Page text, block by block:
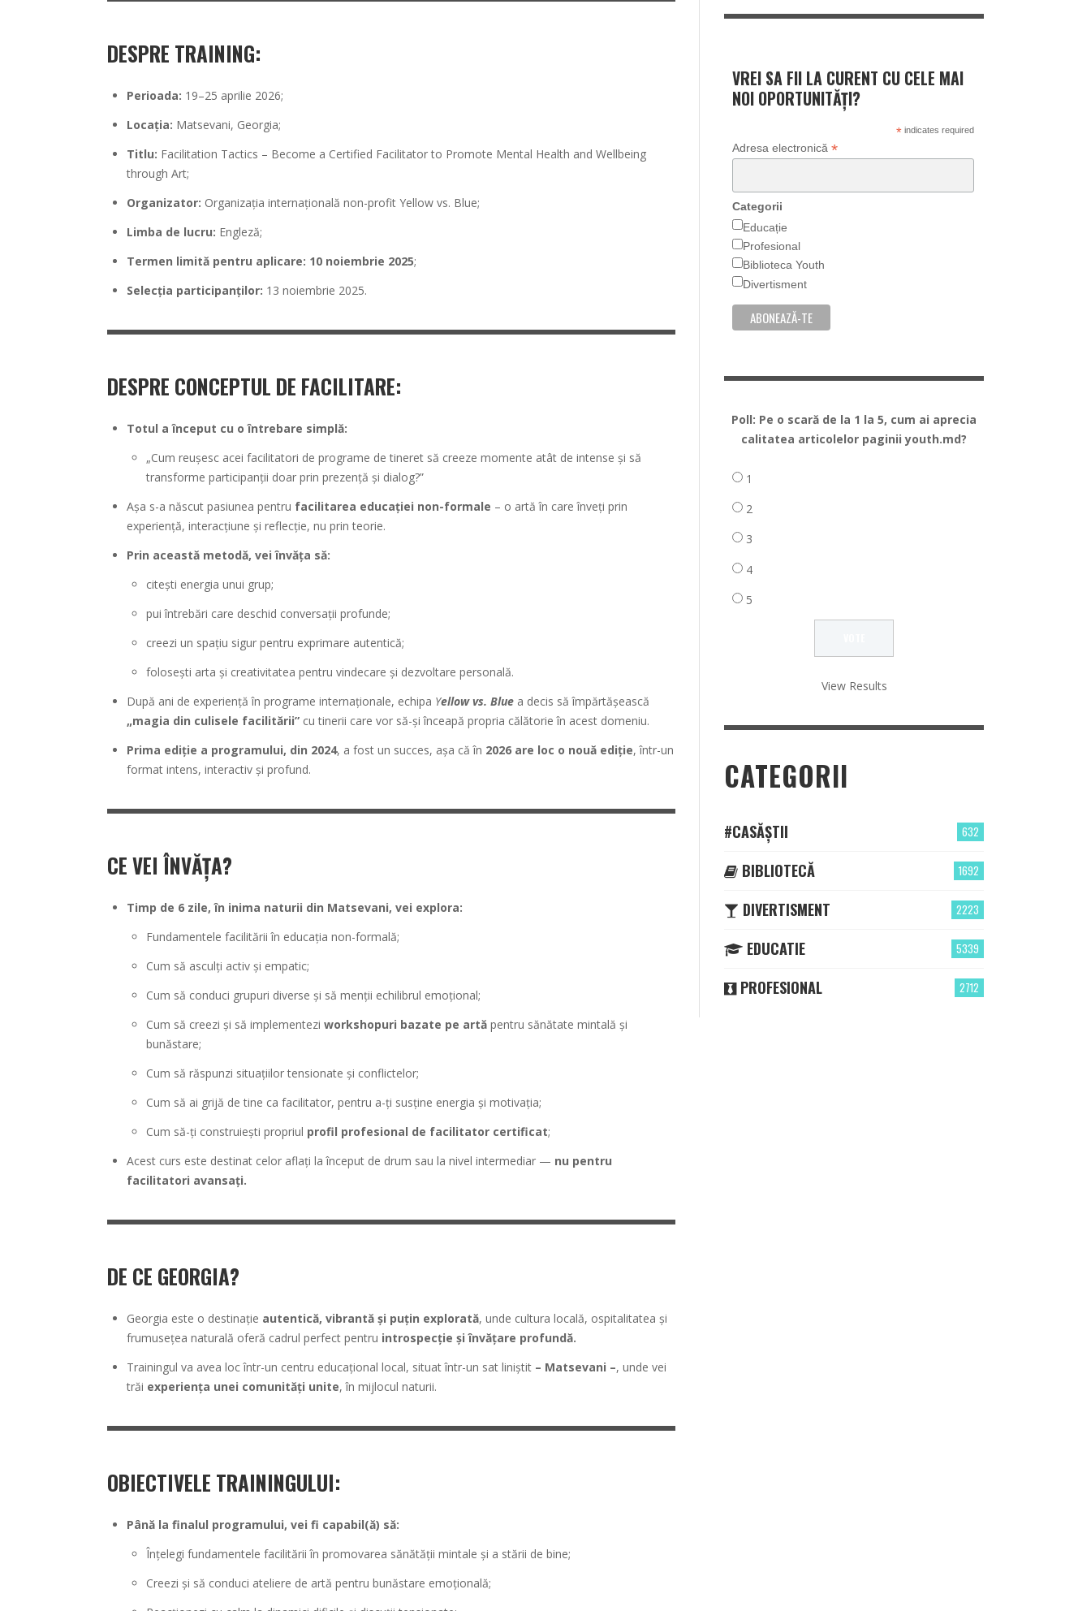
DESPRE TRAINING:
Perioada: 19–25 aprilie 2026;
Locația: Matsevani, Georgia;
Titlu: Facilitation Tactics – Become a Certified Facilitator to Promote Mental Health and Wellbeing
through Art;
Organizator: Organizația internațională non-profit Yellow vs. Blue;
Limba de lucru: Engleză;
Termen limită pentru aplicare: 10 noiembrie 2025;
Selecția participanților: 13 noiembrie 2025.
DESPRE CONCEPTUL DE FACILITARE:
Totul a început cu o întrebare simplă:
„Cum reușesc acei facilitatori de programe de tineret să creeze momente atât de intense și să
transforme participanții doar prin prezență și dialog?”
Așa s-a născut pasiunea pentru facilitarea educației non-formale – o artă în care înveți prin
experiență, interacțiune și reflecție, nu prin teorie.
Prin această metodă, vei învăța să:
citești energia unui grup;
pui întrebări care deschid conversații profunde;
creezi un spațiu sigur pentru exprimare autentică;
folosești arta și creativitatea pentru vindecare și dezvoltare personală.
După ani de experiență în programe internaționale, echipa Yellow vs. Blue a decis să împărtășească
„magia din culisele facilitării” cu tinerii care vor să-și înceapă propria călătorie în acest domeniu.
Prima ediție a programului, din 2024, a fost un succes, așa că în 2026 are loc o nouă ediție, într-un
format intens, interactiv și profund.
CE VEI ÎNVĂȚA?
Timp de 6 zile, în inima naturii din Matsevani, vei explora:
Fundamentele facilitării în educația non-formală;
Cum să asculți activ și empatic;
Cum să conduci grupuri diverse și să menții echilibrul emoțional;
Cum să creezi și să implementezi workshopuri bazate pe artă pentru sănătate mintală și
bunăstare;
Cum să răspunzi situațiilor tensionate și conflictelor;
Cum să ai grijă de tine ca facilitator, pentru a-ți susține energia și motivația;
Cum să-ți construiești propriul profil profesional de facilitator certificat;
Acest curs este destinat celor aflați la început de drum sau la nivel intermediar — nu pentru
facilitatori avansați.
DE CE GEORGIA?
Georgia este o destinație autentică, vibrantă și puțin explorată, unde cultura locală, ospitalitatea și
frumusețea naturală oferă cadrul perfect pentru introspecție și învățare profundă.
Trainingul va avea loc într-un centru educațional local, situat într-un sat liniștit – Matsevani –, unde vei
trăi experiența unei comunități unite, în mijlocul naturii.
OBIECTIVELE TRAININGULUI:
Până la finalul programului, vei fi capabil(ă) să:
Înțelegi fundamentele facilitării în promovarea sănătății mintale și a stării de bine;
Creezi și să conduci ateliere de artă pentru bunăstare emoțională;
VREI SA FII LA CURENT CU CELE MAI
NOI OPORTUNITĂȚI?
*indicates required
Adresa electronică *
Categorii
Educație
Profesional
Biblioteca Youth
Divertisment
Poll: Pe o scară de la 1 la 5, cum ai aprecia
calitatea articolelor paginii youth.md?
1
2
3
4
5
View Results
CATEGORII
632
#CASĂȘTII
1692
BIBLIOTECĂ
2223
DIVERTISMENT
5339
EDUCATIE
2712
PROFESIONAL